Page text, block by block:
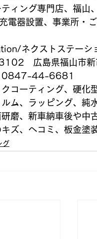
ティング専門店、福山
電器設置、事業所・
ネクストステーシ
　広島県福山市
0847-44-6681
コーティング、硬化
ルム、ラッピング、純
磨、新車納車後や中
キズ、ヘコミ、板金塗
グ